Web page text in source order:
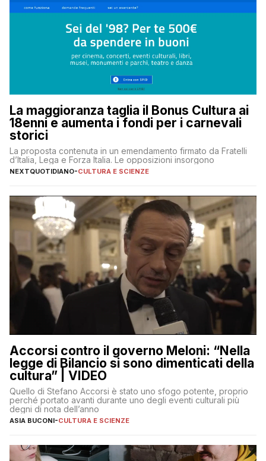
La maggioranza taglia il Bonus Cultura ai
18enni e aumenta i fondi per i carnevali
storici
La proposta contenuta in un emendamento firmato da Fratelli
d’Italia, Lega e Forza Italia. Le opposizioni insorgono
NEXTQUOTIDIANO-CULTURA E SCIENZE
Accorsi contro il governo Meloni: “Nella
legge di Bilancio si sono dimenticati della
cultura” | VIDEO
Quello di Stefano Accorsi è stato uno sfogo potente, proprio
perché portato avanti durante uno degli eventi culturali più
degni di nota dell’anno
ASIA BUCONI-CULTURA E SCIENZE